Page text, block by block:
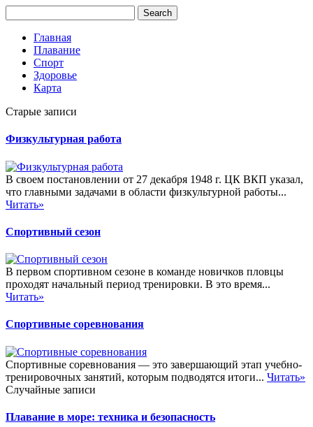
Главная
Плавание
Спорт
Здоровье
Карта
Старые записи
Физкультурная работа
В своем постановлении от 27 декабря 1948 г. ЦК ВКП указал,
что главными задачами в области физкультурной работы...
Читать»
Спортивный сезон
В первом спортивном сезоне в команде новичков пловцы
проходят начальный период тренировки. В это время...
Читать»
Спортивные соревнования
Спортивные соревнования — это завершающий этап учебно-
тренировочных занятий, которым подводятся итоги... Читать»
Случайные записи
Плавание в море: техника и безопасность